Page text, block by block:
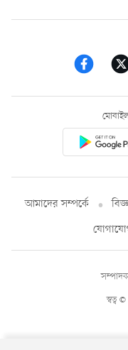
আমাদের সম্পর্কে
স্বত্ব